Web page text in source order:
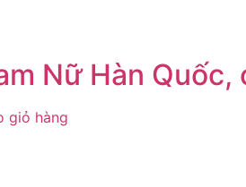
Nữ Hàn
giỏ hàng